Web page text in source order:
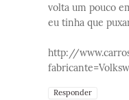
volta um pouco
eu tinha que
http://
Responder